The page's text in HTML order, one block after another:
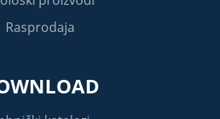
Rasprodaja